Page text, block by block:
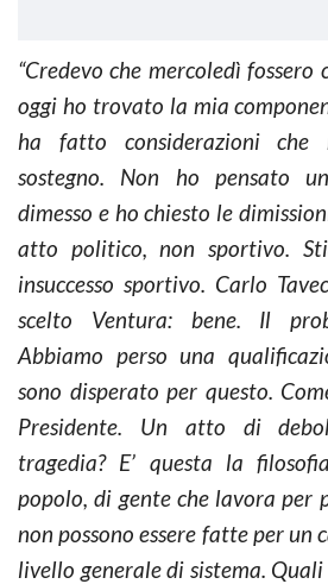
“Credevo che mercoledì fossero
oggi ho trovato la mia
ha fatto considerazioni che
sostegno. Non ho pensato
dimesso e ho chiesto le
atto politico, non sportivo.
insuccesso sportivo. Carlo
scelto Ventura: bene. Il
Abbiamo perso una
sono disperato per questo.
Presidente. Un atto di
tragedia? E’ questa la
popolo, di gente che lavora per
non possono essere fatte per un
livello generale di sistema.